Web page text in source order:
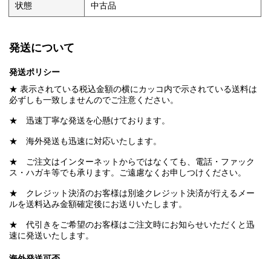
状態 中古品
発送について
発送ポリシー
★ 表示されている税込金額の横にカッコ内で示されている送料は
必ずしも一致しませんのでご注意ください。
★ 迅速丁寧な発送を心懸けております。
★ 海外発送も迅速に対応いたします。
★ ご注文はインターネットからではなくても、電話・ファック
ス・ハガキ等でも承ります。ご遠慮なくお申しつけください。
★ クレジット決済のお客様は別途クレジット決済が行えるメー
ルを送料込み金額確定後にお送りいたします。
★ 代引きをご希望のお客様はご注文時にお知らせいただくと迅
速に発送いたします。